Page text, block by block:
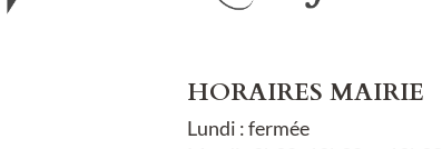
HORAIRES MAIRIE
Lundi : fermée